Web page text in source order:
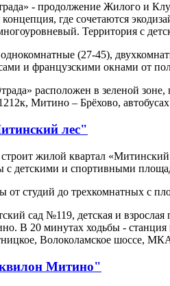
- продолжение Жилого и
концепция, где сочетаются
Территория с
(27-45),
и французскими окнами от
расположен в зеленой
Митино – Брёхово,
лес"
жилой квартал «Митинский
с детскими и спортивными
от студий до трехкомнатных с
сад №119, детская и
В 20 минутах ходьбы - станция
Волоколамское шоссе,
Митино"